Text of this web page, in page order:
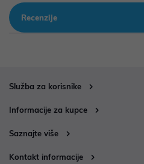
Recenzije
Služba za korisnike
Informacije za kupce
Saznajte više
Kontakt informacije